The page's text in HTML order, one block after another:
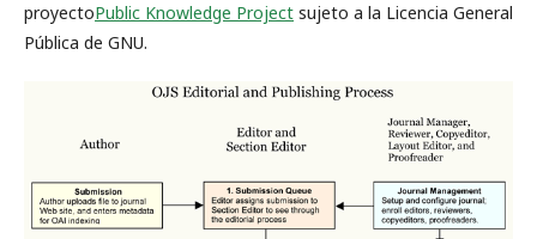
proyectoPublic Knowledge Project sujeto a la Licencia General
Pública de GNU.